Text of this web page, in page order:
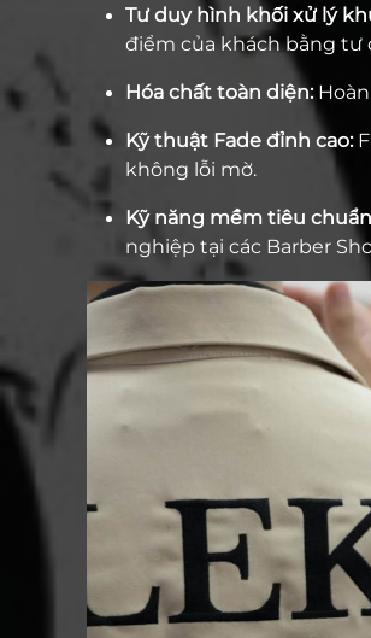
Tư duy hình khối xử lý
điểm của khách bằng tư
Hóa chất toàn diện:Hoàn
Kỹ thuật Fade đỉnh cao:
không lỗi mờ.
Kỹ năng mềm tiêu
nghiệp tại các Barber